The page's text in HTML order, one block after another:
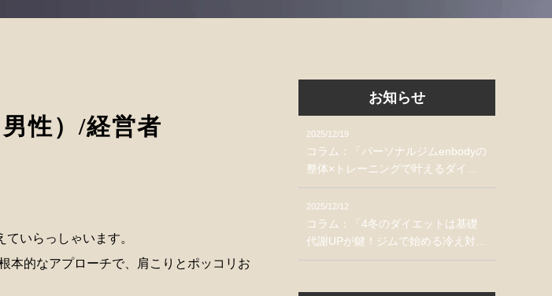
性）/経営者
いらっしゃいます。
本的なアプローチで、肩こりとポッコリお
お知らせ
2025/12/19
コラム：「パーソナルジムenbodyの
整体×トレーニングで叶えるダイエ
ット習慣」掲載のお知らせ
2025/12/12
コラム：「4冬のダイエットは基礎
代謝UPが鍵！ジムで始める冷え対
策」掲載のお知らせ